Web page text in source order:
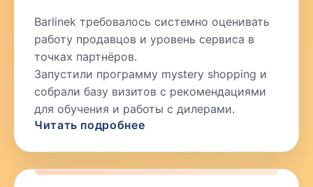
Barlinek требовалось системно оценивать
работу продавцов и уровень сервиса в
точках партнёров.
Запустили программу mystery shopping и
собрали базу визитов с рекомендациями
для обучения и работы с дилерами.
Читать подробнее